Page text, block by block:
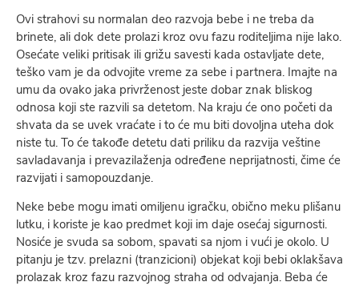
Ovi strahovi su normalan deo razvoja bebe i ne treba da
brinete, ali dok dete prolazi kroz ovu fazu roditeljima nije lako.
Osećate veliki pritisak ili grižu savesti kada ostavljate dete,
teško vam je da odvojite vreme za sebe i partnera. Imajte na
umu da ovako jaka privrženost jeste dobar znak bliskog
odnosa koji ste razvili sa detetom. Na kraju će ono početi da
shvata da se uvek vraćate i to će mu biti dovoljna uteha dok
niste tu. To će takođe detetu dati priliku da razvija veštine
savladavanja i prevazilaženja određene neprijatnosti, čime će
razvijati i samopouzdanje.
Neke bebe mogu imati omiljenu igračku, obično meku plišanu
lutku, i koriste je kao predmet koji im daje osećaj sigurnosti.
Nosiće je svuda sa sobom, spavati sa njom i vući je okolo. U
pitanju je tzv. prelazni (tranzicioni) objekat koji bebi oklakšava
prolazak kroz fazu razvojnog straha od odvajanja. Beba će